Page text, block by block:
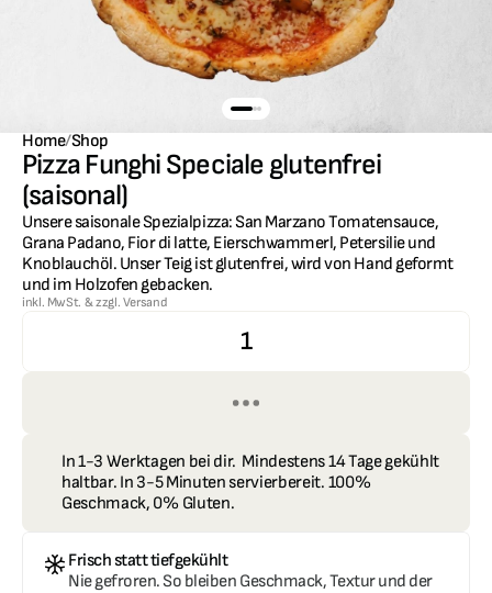
Home/Shop
Pizza Funghi Speciale glutenfrei
(saisonal)
Unsere saisonale Spezialpizza: San Marzano Tomatensauce,
Grana Padano, Fior di latte, Eierschwammerl, Petersilie und
Knoblauchöl. Unser Teig ist glutenfrei, wird von Hand geformt
und im Holzofen gebacken.
inkl. MwSt. & zzgl. Versand
1
In 1-3 Werktagen bei dir.  Mindestens 14 Tage gekühlt
haltbar. In 3-5 Minuten servierbereit. 100%
Geschmack, 0% Gluten.
Frisch statt tiefgekühlt
Nie gefroren. So bleiben Geschmack, Textur und der